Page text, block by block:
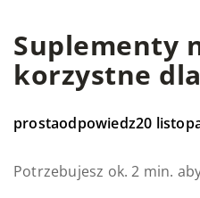
Suplementy
korzystne
prostaodpowiedz20
Potrzebujesz ok. 2 min.